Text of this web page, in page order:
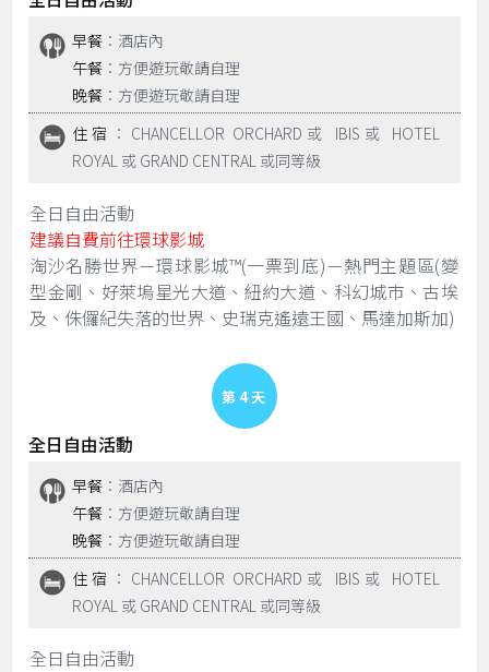
早餐 ：酒店內
午餐 ：方便遊玩敬請自理
晚餐 ：方便遊玩敬請自理
住宿 ：CHANCELLOR ORCHARD或 IBIS或 HOTEL
ROYAL 或 GRAND CENTRAL 或同等級
全日自由活動
建議自費前往環球影城
淘沙名勝世界－環球影城™(一票到底)－熱門主題區(變
型金剛、好萊塢星光大道、紐約大道、科幻城市、古埃
及、侏儸紀失落的世界、史瑞克遙遠王國、馬達加斯加)
Day 4
全日自由活動
早餐 ：酒店內
午餐 ：方便遊玩敬請自理
晚餐 ：方便遊玩敬請自理
住宿 ：CHANCELLOR ORCHARD或 IBIS或 HOTEL
ROYAL 或 GRAND CENTRAL 或同等級
全日自由活動